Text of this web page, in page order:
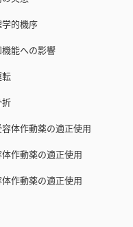
的機序
能への影響
体作動薬の適正使用
作動薬の適正使用
作動薬の適正使用